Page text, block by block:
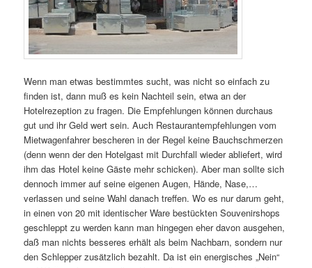
Wenn man etwas bestimmtes sucht, was nicht so einfach zu
finden ist, dann muß es kein Nachteil sein, etwa an der
Hotelrezeption zu fragen. Die Empfehlungen können durchaus
gut und ihr Geld wert sein. Auch Restaurantempfehlungen vom
Mietwagenfahrer bescheren in der Regel keine Bauchschmerzen
(denn wenn der den Hotelgast mit Durchfall wieder abliefert, wird
ihm das Hotel keine Gäste mehr schicken). Aber man sollte sich
dennoch immer auf seine eigenen Augen, Hände, Nase,…
verlassen und seine Wahl danach treffen. Wo es nur darum geht,
in einen von 20 mit identischer Ware bestückten Souvenirshops
geschleppt zu werden kann man hingegen eher davon ausgehen,
daß man nichts besseres erhält als beim Nachbarn, sondern nur
den Schlepper zusätzlich bezahlt. Da ist ein energisches „Nein“